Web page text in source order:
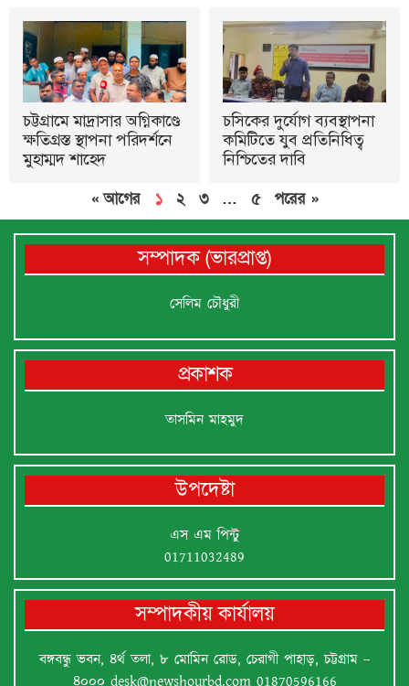
চট্টগ্রামে মাদ্রাসার অগ্নিকাণ্ডে
ক্ষতিগ্রস্ত স্থাপনা পরিদর্শনে
মুহাম্মদ শাহেদ
চসিকের দুর্যোগ ব্যবস্থাপনা
কমিটিতে যুব প্রতিনিধিত্ব
নিশ্চিতের দাবি
« আগের ১ ২ ৩ … ৫ পরের »
সম্পাদক (ভারপ্রাপ্ত)
সেলিম চৌধুরী
প্রকাশক
তাসমিন মাহমুদ
উপদেষ্টা
এস এম পিন্টু
01711032489
সম্পাদকীয় কার্যালয়
বঙ্গবন্ধু ভবন, ৪র্থ তলা, ৮ মোমিন রোড, চেরাগী পাহাড়, চট্টগ্রাম –